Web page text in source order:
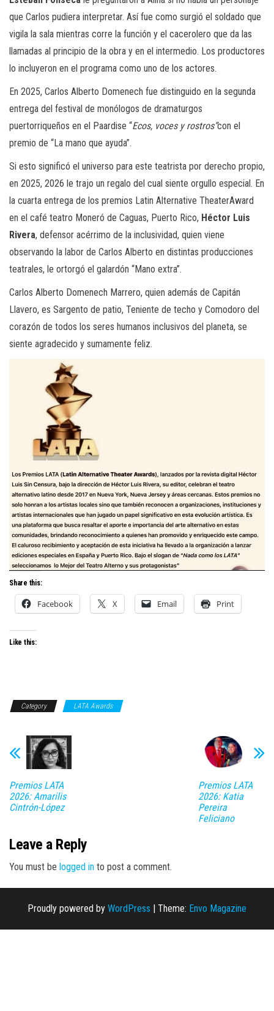
que Carlos pudiera interpretar. Así fue como surgió el soldado que
vigila la sala mientras corre la función y el cacerolero que da las
llamadas al principio de la obra y en el intermedio. Los productores
lo incluyeron en el programa como uno de los actores.
En 2025, Carlos Alberto Domenech fue distinguido en la segunda
entrega del festival de monólogos de dramaturgos
puertorriqueños en el Paardise “Ecos, voces y rostros”con el
premio de “La mano que ayuda”.
Si esto significó el universo para este teatrista por derecho propio,
en 2025, 2026 le trajo un regalo del cual siente orgullo especial. En
la cuarta entrega de los premios Latin Alternative TheaterAward
en el café teatro Moneró de Caguas, Puerto Rico, Héctor Luis
Rivera, defensor acérrimo de la inclusividad, quien viene
observando la labor de Carlos Alberto en distintas producciones
teatrales, le ortorgó el galardón “Mano extra”.
Carlos Alberto Domenech Marrero, quien además de Capitán
Llavero, es Sargento de patio, Teniente de techo y Comodoro del
corazón de todos los seres humanos inclusivos del planeta, se
siente agradecido y sumamente feliz.
Share this:
Facebook X Email Print
Like this:
Category LATA Awards
Premios LATA
2026: Amarilis
Cintrón-López
Premios LATA
2026: Katia
Pereira
Feliciano
Leave a Reply
You must be logged in to post a comment.
Proudly powered by WordPress | Theme: Envo Magazine